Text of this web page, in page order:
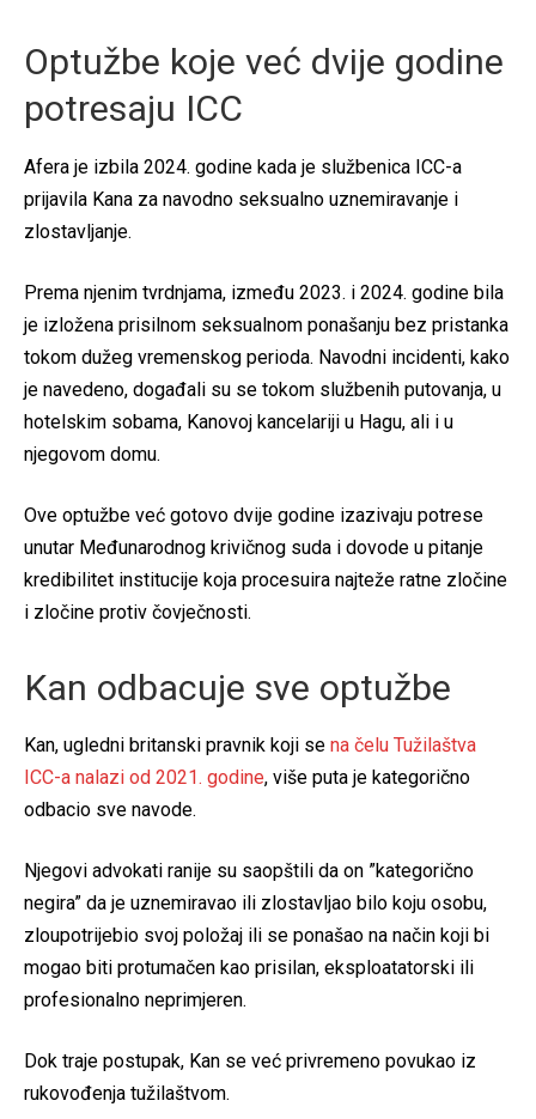
Optužbe koje već dvije godine
potresaju ICC
Afera je izbila 2024. godine kada je službenica ICC-a
prijavila Kana za navodno seksualno uznemiravanje i
zlostavljanje.
Prema njenim tvrdnjama, između 2023. i 2024. godine bila
je izložena prisilnom seksualnom ponašanju bez pristanka
tokom dužeg vremenskog perioda. Navodni incidenti, kako
je navedeno, događali su se tokom službenih putovanja, u
hotelskim sobama, Kanovoj kancelariji u Hagu, ali i u
njegovom domu.
Ove optužbe već gotovo dvije godine izazivaju potrese
unutar Međunarodnog krivičnog suda i dovode u pitanje
kredibilitet institucije koja procesuira najteže ratne zločine
i zločine protiv čovječnosti.
Kan odbacuje sve optužbe
Kan, ugledni britanski pravnik koji se na čelu Tužilaštva
ICC-a nalazi od 2021. godine, više puta je kategorično
odbacio sve navode.
Njegovi advokati ranije su saopštili da on ”kategorično
negira” da je uznemiravao ili zlostavljao bilo koju osobu,
zloupotrijebio svoj položaj ili se ponašao na način koji bi
mogao biti protumačen kao prisilan, eksploatatorski ili
profesionalno neprimjeren.
Dok traje postupak, Kan se već privremeno povukao iz
rukovođenja tužilaštvom.